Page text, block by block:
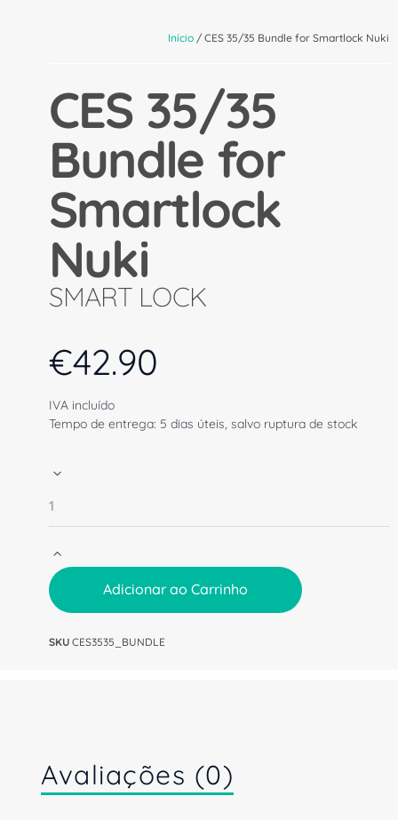
Início / CES 35/35 Bundle for Smartlock Nuki
CES 35/35
Bundle for
Smartlock
Nuki
SMART LOCK
€42.90
IVA incluído
Tempo de entrega: 5 dias úteis, salvo ruptura de stock
Adicionar ao Carrinho
SKU CES3535_BUNDLE
Avaliações (0)